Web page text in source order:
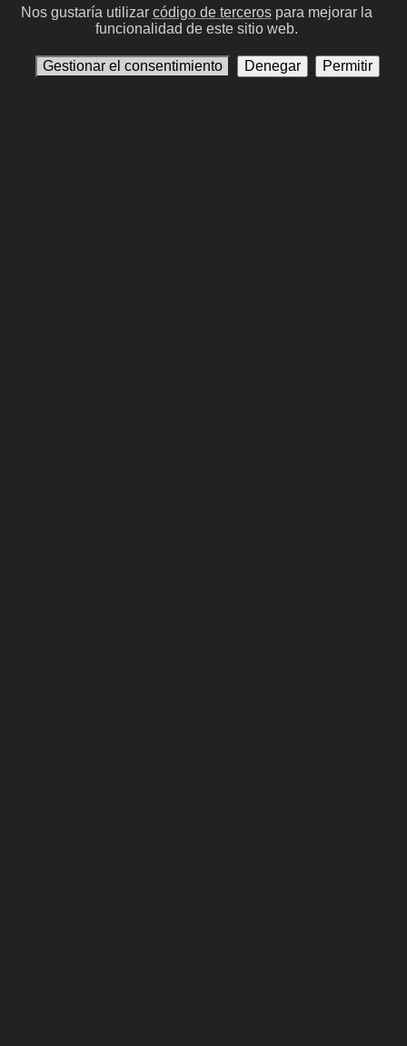
#17
Nos gustaría utilizar código de tercerospara mejorar la
funcionalidad de este sitio web.
Gestionar el consentimiento Denegar Permitir